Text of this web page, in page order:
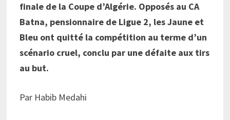
finale de la Coupe d’Algérie. Opposés au CA
Batna, pensionnaire de Ligue 2, les Jaune et
Bleu ont quitté la compétition au terme d’un
scénario cruel, conclu par une défaite aux tirs
au but.
Par Habib Medahi